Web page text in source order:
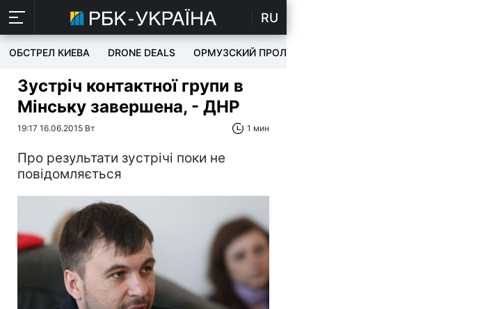
RU
ОБСТРЕЛ КИЕВА DRONE DEALS ОРМУЗСКИЙ ПРОЛИВ
Зустріч контактної групи в
Мінську завершена, - ДНР
19:17 16.06.2015 Вт 1 мин
Про результати зустрічі поки не
повідомляється